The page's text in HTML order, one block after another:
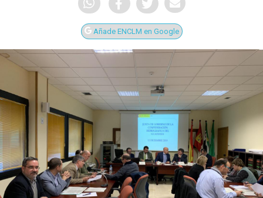
Añade ENCLM en Google